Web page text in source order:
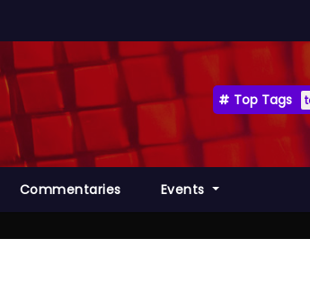
Top Tags
Commentaries Events